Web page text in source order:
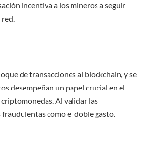
incentiva a los mineros a seguir
red.
de transacciones al blockchain, y se
desempeñan un papel crucial en el
Al validar las
como el doble gasto.